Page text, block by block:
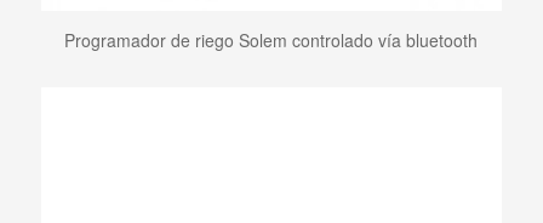
Programador de riego Solem controlado vía bluetooth